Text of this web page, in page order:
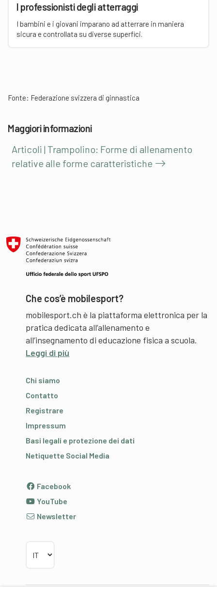
I professionisti degli atterraggi
I bambini e i giovani imparano ad atterrare in maniera
sicura e controllata su diverse superfici.
Fonte: Federazione svizzera di ginnastica
Maggiori informazioni
Articoli | Trampolino: Forme di allenamento
relative alle forme caratteristiche
Che cos’è mobilesport?
mobilesport.ch è la piattaforma elettronica per la
pratica dedicata all’allenamento e
all’insegnamento di educazione fisica a scuola.
Leggi di più
Chi siamo
Contatto
Registrare
Impressum
Basi legali e protezione dei dati
Netiquette Social Media
Facebook
YouTube
Newsletter